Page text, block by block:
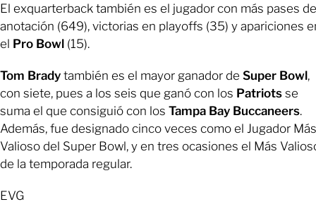
El exquarterback también es el jugador con más pases de
anotación (649), victorias en playoffs (35) y apariciones
el Pro Bowl (15).
Tom Brady también es el mayor ganador de Super Bowl,
con siete, pues a los seis que ganó con los Patriots se
suma el que consiguió con los Tampa Bay Buccaneers.
Además, fue designado cinco veces como el Jugador Más
Valioso del Super Bowl, y en tres ocasiones el Más
de la temporada regular.
EVG